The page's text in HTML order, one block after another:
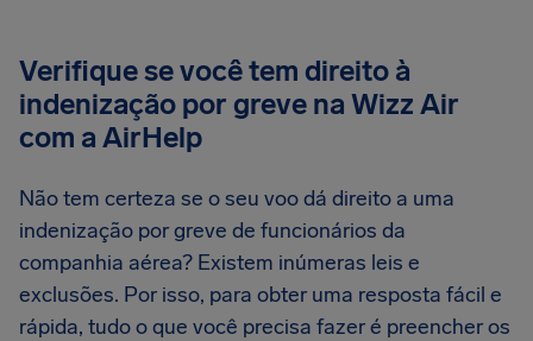
Verifique se você tem direito à
indenização por greve na Wizz Air
com a AirHelp
Não tem certeza se o seu voo dá direito a uma
indenização por greve de funcionários da
companhia aérea? Existem inúmeras leis e
exclusões. Por isso, para obter uma resposta fácil e
rápida, tudo o que você precisa fazer é preencher os